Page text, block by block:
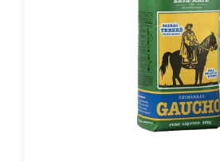
Exportação
Blog